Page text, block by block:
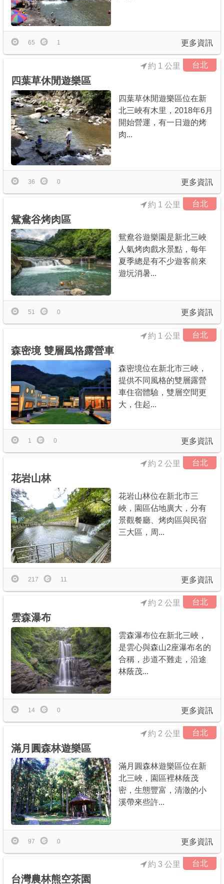
更多資訊
65 1
台北
四葉草休閒遊樂區
約 1 公里
四葉草休閒遊樂區位在新
北三峽有木里，2018年6月
開始營運，有一日遊的烤
肉...
更多資訊
36 0
台北
鴛鴦谷烤肉區
約 1 公里
鴛鴦谷遊樂園是新北三峽
人氣烤肉戲水景點，每年
夏季總是有不少遊客前來
遊坃消暑...
更多資訊
51 0
台北
森密境 雙層風格露營車
約 1 公里
森密境位在新北市三峽，
提供不同風格的雙層露營
車住宿體驗，雙層空間更
大，住起...
更多資訊
1 0
台北
花岩山林
約 2 公里
花岩山林位在新北市三
峽，園區佔地廣大，分有
景觀餐廳、烤肉區與民宿
三大區，周...
更多資訊
217 11
台北
雲森瀑布
約 2 公里
雲森瀑布位在新北三峽，
是雲心與森山2座瀑布名的
合稱，步道不難走，沿途
林蔭茂...
更多資訊
14 0
台北
滿月圓森林遊樂區
約 2 公里
滿月圓森林遊樂區位在新
北三峽，園區裡林蔭茂
密，生態豐富，清澈的小
溪帶來些許...
更多資訊
97 0
台北
台灣農林熊空茶園
約 3 公里